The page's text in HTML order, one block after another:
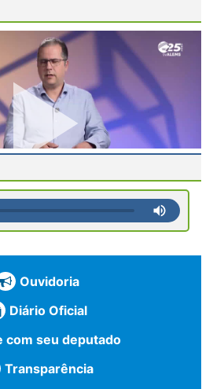
Ouvidoria
Diário Oficial
com seu deputado
Transparência